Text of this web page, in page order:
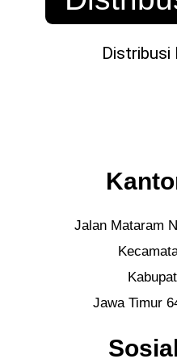
Distribusi
Jalan Mataram
Jawa Timur